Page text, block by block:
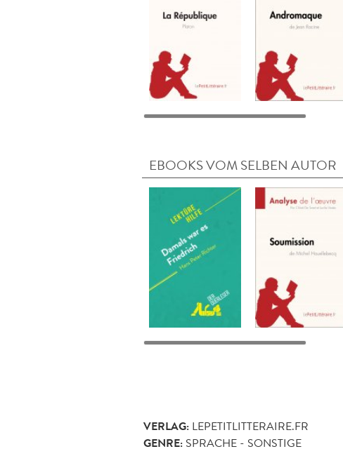
EBOOKS VOM SELBEN AUTOR
VERLAG: LEPETITLITTERAIRE.FR
GENRE: SPRACHE - SONSTIGE